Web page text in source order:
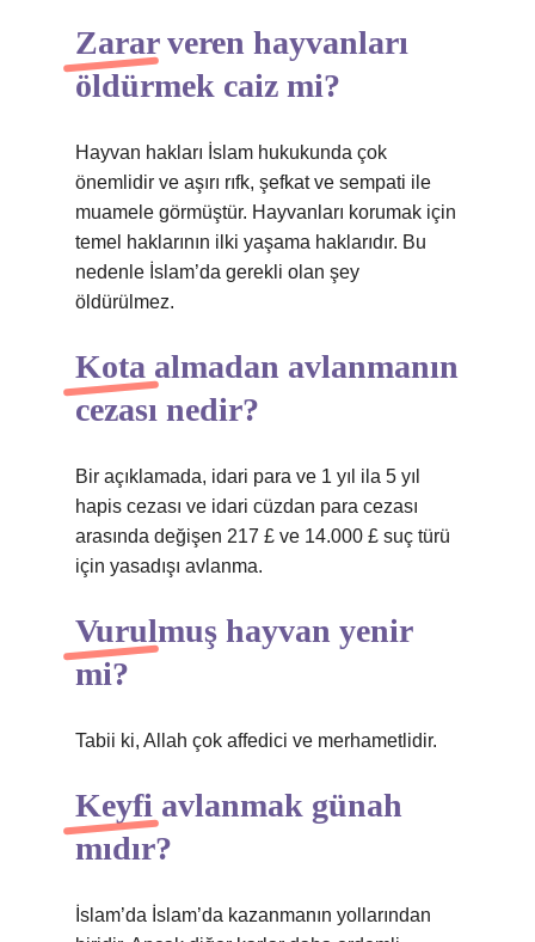
Zarar veren hayvanları
öldürmek caiz mi?
Hayvan hakları İslam hukukunda çok
önemlidir ve aşırı rıfk, şefkat ve sempati ile
muamele görmüştür. Hayvanları korumak için
temel haklarının ilki yaşama haklarıdır. Bu
nedenle İslam’da gerekli olan şey
öldürülmez.
Kota almadan avlanmanın
cezası nedir?
Bir açıklamada, idari para ve 1 yıl ila 5 yıl
hapis cezası ve idari cüzdan para cezası
arasında değişen 217 £ ve 14.000 £ suç türü
için yasadışı avlanma.
Vurulmuş hayvan yenir
mi?
Tabii ki, Allah çok affedici ve merhametlidir.
Keyfi avlanmak günah
mıdır?
İslam’da İslam’da kazanmanın yollarından